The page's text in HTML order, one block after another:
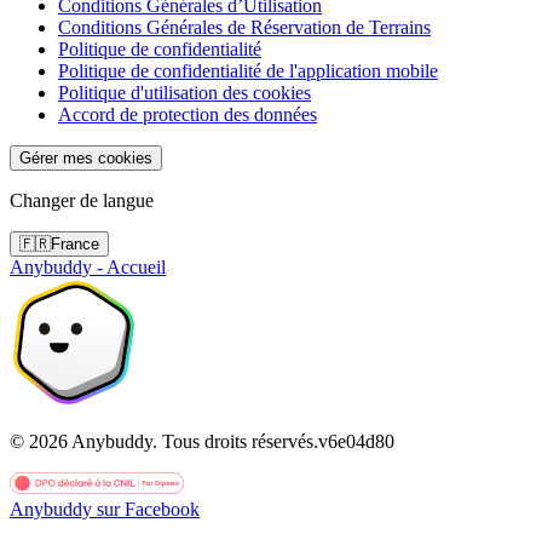
Conditions Générales d’Utilisation
Conditions Générales de Réservation de Terrains
Politique de confidentialité
Politique de confidentialité de l'application mobile
Politique d'utilisation des cookies
Accord de protection des données
Gérer mes cookies
Changer de langue
🇫🇷France
Anybuddy - Accueil
© 2026 Anybuddy. Tous droits réservés.v6e04d80
Anybuddy sur Facebook